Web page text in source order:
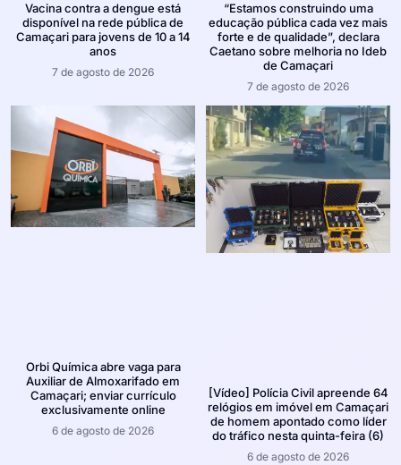
Vacina contra a dengue está
disponível na rede pública de
Camaçari para jovens de 10 a 14
anos
7 de agosto de 2026
“Estamos construindo uma
educação pública cada vez mais
forte e de qualidade”, declara
Caetano sobre melhoria no Ideb
de Camaçari
7 de agosto de 2026
Orbi Química abre vaga para
Auxiliar de Almoxarifado em
Camaçari; enviar currículo
exclusivamente online
6 de agosto de 2026
[Vídeo] Polícia Civil apreende 64
relógios em imóvel em Camaçari
de homem apontado como líder
do tráfico nesta quinta-feira (6)
6 de agosto de 2026